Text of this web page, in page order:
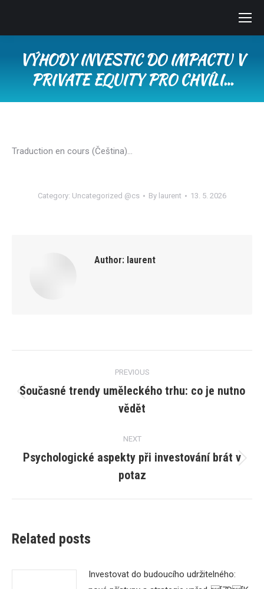
VÝHODY INVESTIC DO IMPACTU V
PRIVATE EQUITY PRO CHVÍLI…
Traduction en cours (Čeština)…
Category: Uncategorized @cs By laurent 13. 5. 2026
Author: laurent
navigation
PREVIOUS
post:
Současné trendy uměleckého trhu: co je nutno
vědět
NEXT
Next
post:
Psychologické aspekty při investování brát v
potaz
Related posts
Investovat do budoucího udržitelného: